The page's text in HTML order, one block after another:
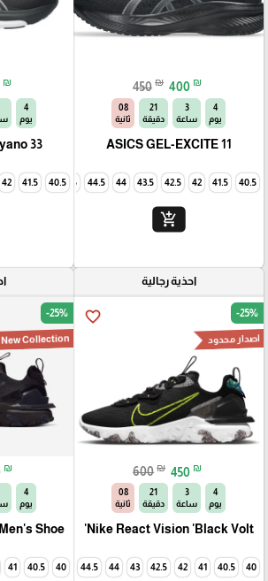
450 ₪ 400 ₪
4
يوم
3
ساعة
21
دقيقة
06
ثانية
ASICS GEL-EXCITE 11
40.5
41.5
42
42.5
43.5
44
44.5
45
add_shopping_cart
₪
4
يوم
33
40.5
41.5
42
احذية رجالية
favorite_border -25%
اصدار محدود
600 ₪ 450 ₪
4
يوم
3
ساعة
21
دقيقة
06
ثانية
Nike React Vision 'Black Volt'
40
40.5
41
42
42.5
43
44
44.5
45
-25%
New Collection
₪
4
يوم
Shoe
40
40.5
41